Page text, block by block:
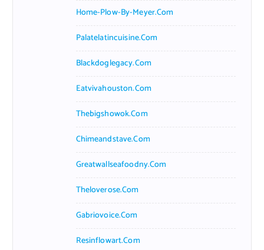
Home-Plow-By-Meyer.com
Palatelatincuisine.com
Blackdoglegacy.com
Eatvivahouston.com
Thebigshowok.com
Chimeandstave.com
Greatwallseafoodny.com
Theloverose.com
Gabriovoice.com
Resinflowart.com